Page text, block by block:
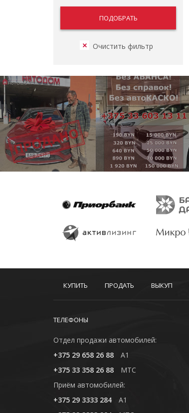
КУПИТЬ ПРОДАТЬ ВЫКУП
ТЕЛЕФОНЫ
Отдел продажи автомобилей:
+375 29 658 26 88
A1
+375 33 358 26 88
MTC
Приём автомобилей:
+375 29 3333 284
A1